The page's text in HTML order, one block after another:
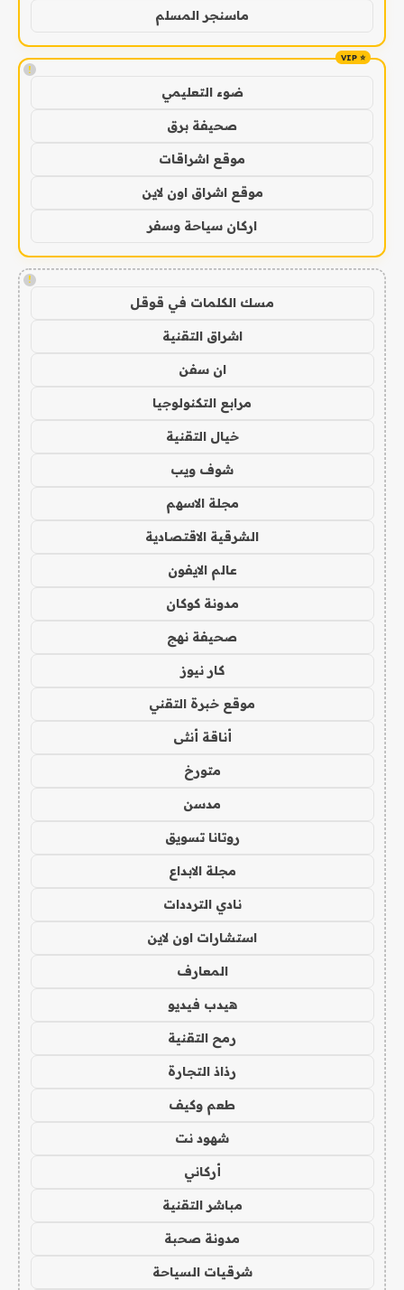
ماسنجر المسلم
!
ضوء التعليمي
صحيفة برق
موقع اشراقات
موقع اشراق اون لاين
اركان سياحة وسفر
!
مسك الكلمات في قوقل
اشراق التقنية
ان سفن
مرابع التكنولوجيا
خيال التقنية
شوف ويب
مجلة الاسهم
الشرقية الاقتصادية
عالم الايفون
مدونة كوكان
صحيفة نهج
كار نيوز
موقع خبرة التقني
أناقة أنثى
متورخ
مدسن
روتانا تسويق
مجلة الابداع
نادي الترددات
استشارات اون لاين
المعارف
هيدب فيديو
رمح التقنية
رذاذ التجارة
طعم وكيف
شهود نت
أركاني
مباشر التقنية
مدونة صحبة
شرقيات السياحة